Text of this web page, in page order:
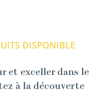
DISPONIBLE
et exceller dans le
à la découverte